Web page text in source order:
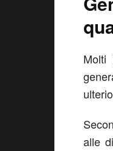
Molti
alle